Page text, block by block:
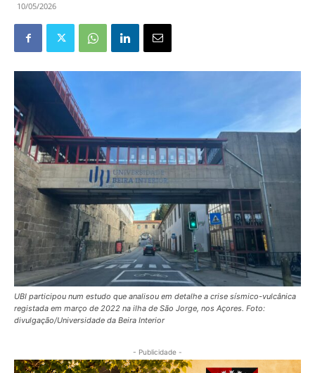
10/05/2026
UBI participou num estudo que analisou em detalhe a crise sísmico-vulcânica
registada em março de 2022 na ilha de São Jorge, nos Açores. Foto:
divulgação/Universidade da Beira Interior
- Publicidade -